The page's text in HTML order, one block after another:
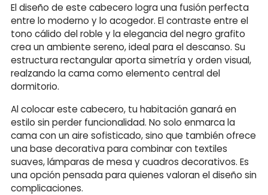
El diseño de este cabecero logra una fusión perfecta
entre lo moderno y lo acogedor. El contraste entre el
tono cálido del roble y la elegancia del negro grafito
crea un ambiente sereno, ideal para el descanso. Su
estructura rectangular aporta simetría y orden visual,
realzando la cama como elemento central del
dormitorio.
Al colocar este cabecero, tu habitación ganará en
estilo sin perder funcionalidad. No solo enmarca la
cama con un aire sofisticado, sino que también ofrece
una base decorativa para combinar con textiles
suaves, lámparas de mesa y cuadros decorativos. Es
una opción pensada para quienes valoran el diseño sin
complicaciones.